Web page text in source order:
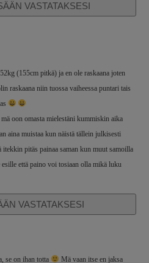
VASTATAKSESI
(155cm pitkä) ja en ole raskaana joten
raskaana niin tuossa vaiheessa puntari tais
oon omasta mielestäni kummiskin aika
aina muistaa kun näistä tällein julkisesti
itekkin pitäs painaa saman kun muut samoilla
että paino voi tosiaan olla mikä luku
VASTATAKSESI
se on ihan totta Mä vaan itse en jaksa